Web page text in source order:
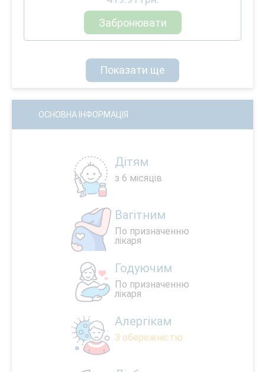
Забронювати
Показати ще
ОСНОВНА ІНФОРМАЦІЯ
Дітям
з 6 місяців
Вагітним
По призначенню
лікаря
Годуючим
По призначенню
лікаря
Алергікам
З обережністю